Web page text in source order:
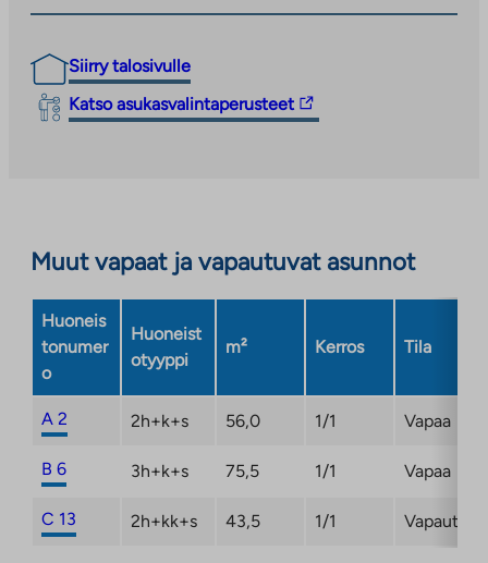
Siirry talosivulle
Katso asukasvalintaperusteet
Linkki
vie
uuteen
Muut vapaat ja vapautuvat asunnot
Huoneis
tonumer
o
Huoneist
otyyppi
m² Kerros Tila
A 2 2h+k+s 56,0 1/1 Vapaa
B 6 3h+k+s 75,5 1/1 Vapaa
C 13 2h+kk+s 43,5 1/1